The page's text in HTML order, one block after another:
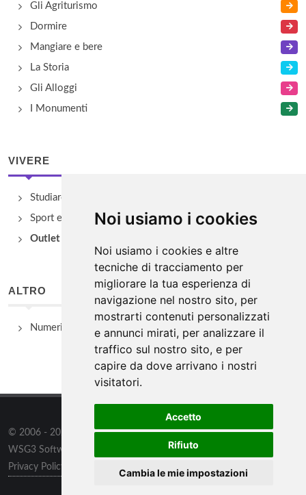
Noi usiamo i cookies
Noi usiamo i cookies e altre
tecniche di tracciamento per
migliorare la tua esperienza di
navigazione nel nostro sito, per
mostrarti contenuti personalizzati
e annunci mirati, per analizzare il
traffico sul nostro sito, e per
capire da dove arrivano i nostri
visitatori.
Accetto
Rifiuto
Cambia le mie impostazioni
Gli Agriturismo
Dormire
Mangiare e bere
La Storia
Gli Alloggi
I Monumenti
VIVERE
Studiare
Sport e Benessere
Outlet e spacci aziendali
ALTRO
Numeri Utili
© 2006 - 2026 WSG3 STUDIOtutti i diritti riservati. Powered by
WSG3 Software
Privacy Policy
Preferenze sui Cookies